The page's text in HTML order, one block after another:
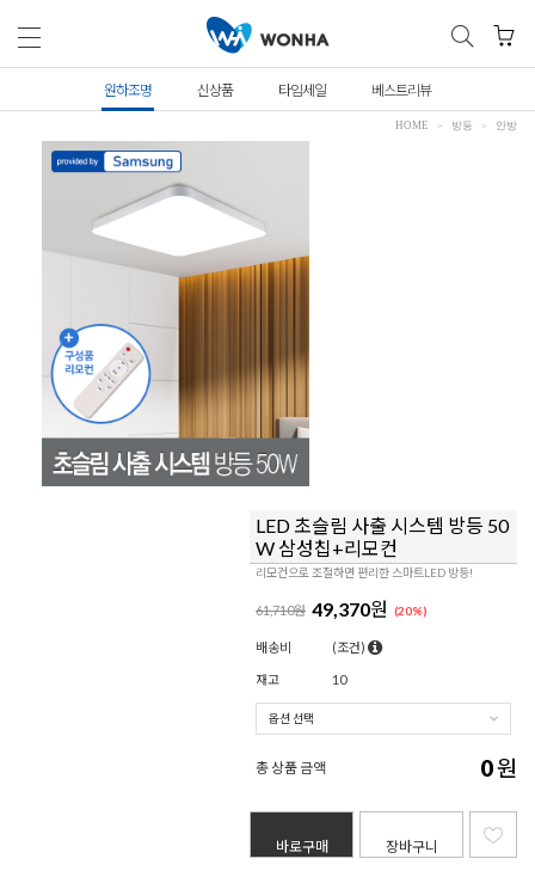
원하조명 신상품 타임세일 베스트리뷰
HOME 방등 안방
LED 초슬림 사출 시스템 방등 50
W 삼성칩+리모컨
리모컨으로 조절하면 편리한 스마트LED 방등!
61,710원 49,370원 (20%)
배송비 (조건)
재고 10
총 상품 금액 0원
바로구매 장바구니